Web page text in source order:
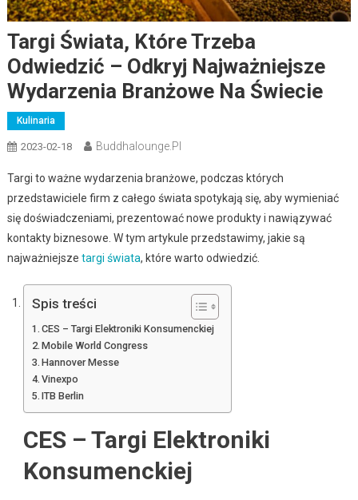
Targi Świata, Które Trzeba
Odwiedzić – Odkryj Najważniejsze
Wydarzenia Branżowe Na Świecie
Kulinaria
2023-02-18 Buddhalounge.pl
Targi to ważne wydarzenia branżowe, podczas których
przedstawiciele firm z całego świata spotykają się, aby wymieniać
się doświadczeniami, prezentować nowe produkty i nawiązywać
kontakty biznesowe. W tym artykule przedstawimy, jakie są
najważniejsze targi świata, które warto odwiedzić.
Spis treści
CES – Targi Elektroniki Konsumenckiej
Mobile World Congress
Hannover Messe
Vinexpo
ITB Berlin
CES – Targi Elektroniki
Konsumenckiej